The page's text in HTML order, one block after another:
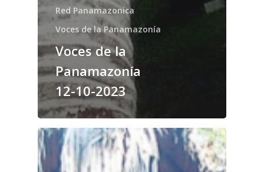
Red Panamazonica
Voces de la Panamazonía
Voces de la
Panamazonía
12-10-2023